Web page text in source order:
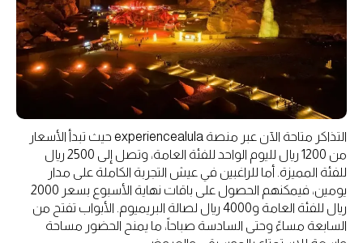
التذاكر متاحة الآن عبر منصة experiencealula حيث تبدأ الأسعار
من 1200 ريال لليوم الواحد للفئة العامة، وتصل إلى 2500 ريال
للفئة المميزة. أما للراغبين في عيش التجربة الكاملة على مدار
يومين، فيمكنهم الحصول على باقات نهاية الأسبوع بسعر 2000
ريال للفئة العامة و4000 ريال لصالة البريميوم. الأبواب تفتح من
السابعة مساءً وحتى السادسة صباحاً، ما يمنح الحضور مساحة